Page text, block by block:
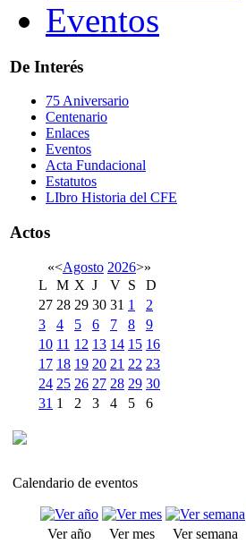
Eventos
De Interés
75 Aniversario
Centenario
Enlaces
Eventos
Acta Fundacional
Estatutos
LIbro Historia del CFE
Actos
«<Agosto 2026>»
L
M X J V S
D
27 28 29 30 31 1
2
3
4 5 6 7 8
9
10 11 12 13 14 15 16
17 18 19 20 21 22 23
24 25 26 27 28 29 30
31 1 2 3 4 5 6
Calendario de eventos
Ver año Ver mes Ver semana